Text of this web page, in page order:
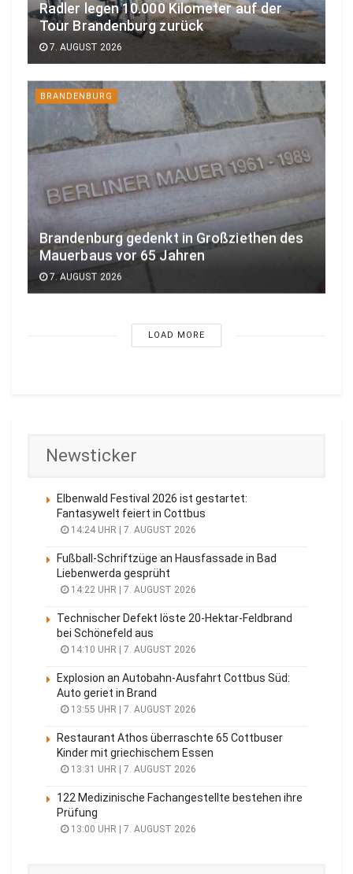
Radler legen 10.000 Kilometer auf der
Tour Brandenburg zurück
7. AUGUST 2026
BRANDENBURG
Brandenburg gedenkt in Großziethen des
Mauerbaus vor 65 Jahren
7. AUGUST 2026
LOAD MORE
Newsticker
Elbenwald Festival 2026 ist gestartet:
Fantasywelt feiert in Cottbus
14:24 UHR | 7. AUGUST 2026
Fußball-Schriftzüge an Hausfassade in Bad
Liebenwerda gesprüht
14:22 UHR | 7. AUGUST 2026
Technischer Defekt löste 20-Hektar-Feldbrand
bei Schönefeld aus
14:10 UHR | 7. AUGUST 2026
Explosion an Autobahn-Ausfahrt Cottbus Süd:
Auto geriet in Brand
13:55 UHR | 7. AUGUST 2026
Restaurant Athos überraschte 65 Cottbuser
Kinder mit griechischem Essen
13:31 UHR | 7. AUGUST 2026
122 Medizinische Fachangestellte bestehen ihre
Prüfung
13:00 UHR | 7. AUGUST 2026